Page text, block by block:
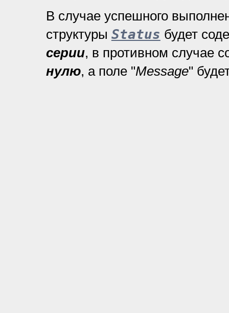
В случае успешного
структуры Status будет
серии, в противном случае
нулю, а поле "Message"